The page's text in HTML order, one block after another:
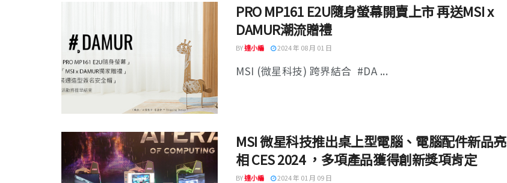
PRO MP161 E2U隨身螢幕開賣上市 再送MSI x
DAMUR潮流贈禮
BY達小編 2024 年 08 月 01 日
MSI (微星科技) 跨界結合 #DA ...
MSI 微星科技推出桌上型電腦、電腦配件新品亮
相 CES 2024 ，多項產品獲得創新獎項肯定
BY達小編 2024 年 01 月 09 日